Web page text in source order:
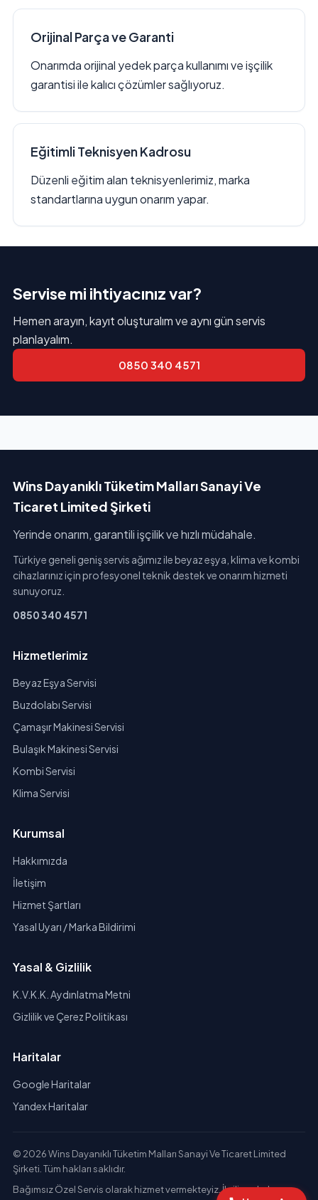
Orijinal Parça ve Garanti
Onarımda orijinal yedek parça kullanımı ve işçilik
garantisi ile kalıcı çözümler sağlıyoruz.
Eğitimli Teknisyen Kadrosu
Düzenli eğitim alan teknisyenlerimiz, marka
standartlarına uygun onarım yapar.
Servise mi ihtiyacınız var?
Hemen arayın, kayıt oluşturalım ve aynı gün servis
planlayalım.
0850 340 4571
Wins Dayanıklı Tüketim Malları Sanayi Ve
Ticaret Limited Şirketi
Yerinde onarım, garantili işçilik ve hızlı müdahale.
Türkiye geneli geniş servis ağımız ile beyaz eşya, klima ve kombi
cihazlarınız için profesyonel teknik destek ve onarım hizmeti
sunuyoruz.
0850 340 4571
Hizmetlerimiz
Beyaz Eşya Servisi
Buzdolabı Servisi
Çamaşır Makinesi Servisi
Bulaşık Makinesi Servisi
Kombi Servisi
Klima Servisi
Kurumsal
Hakkımızda
İletişim
Hizmet Şartları
Yasal Uyarı / Marka Bildirimi
Yasal & Gizlilik
K.V.K.K. Aydınlatma Metni
Gizlilik ve Çerez Politikası
Haritalar
Google Haritalar
Yandex Haritalar
© 2026 Wins Dayanıklı Tüketim Malları Sanayi Ve Ticaret Limited
Şirketi. Tüm hakları saklıdır.
Bağımsız Özel Servis olarak hizmet vermekteyiz. İlgili markaların